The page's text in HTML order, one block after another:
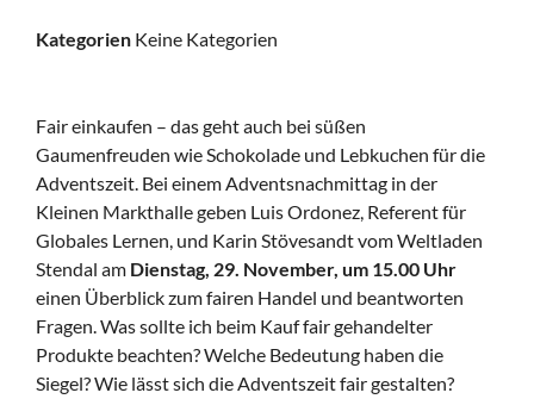
Kategorien Keine Kategorien
Fair einkaufen – das geht auch bei süßen
Gaumenfreuden wie Schokolade und Lebkuchen für die
Adventszeit. Bei einem Adventsnachmittag in der
Kleinen Markthalle geben Luis Ordonez, Referent für
Globales Lernen, und Karin Stövesandt vom Weltladen
Stendal am Dienstag, 29. November, um 15.00 Uhr
einen Überblick zum fairen Handel und beantworten
Fragen. Was sollte ich beim Kauf fair gehandelter
Produkte beachten? Welche Bedeutung haben die
Siegel? Wie lässt sich die Adventszeit fair gestalten?